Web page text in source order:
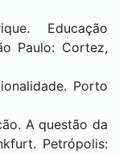
Educação
Paulo: Cortez,
Porto
A questão da
Petrópolis: